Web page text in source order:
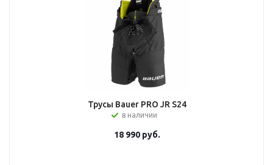
Трусы Bauer PRO JR S24
в наличии
18 990руб.